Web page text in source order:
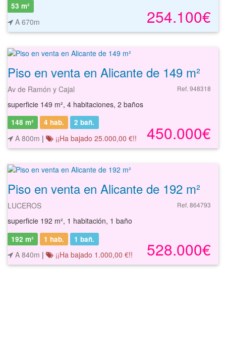
254.100€
53 m²
A 670m
Piso en venta en Alicante de 149 m²
Av de Ramón y Cajal Ref. 948318
superficie 149 m², 4 habitaciones, 2 baños
450.000€
148 m² 4 hab. 2 bañ.
A 800m | ¡¡Ha bajado 25.000,00 €!!
Piso en venta en Alicante de 192 m²
LUCEROS Ref. 864793
superficie 192 m², 1 habitación, 1 baño
528.000€
192 m² 1 hab. 1 bañ.
A 840m | ¡¡Ha bajado 1.000,00 €!!